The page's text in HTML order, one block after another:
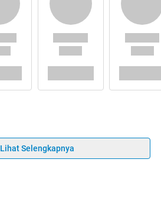
Lihat Selengkapnya